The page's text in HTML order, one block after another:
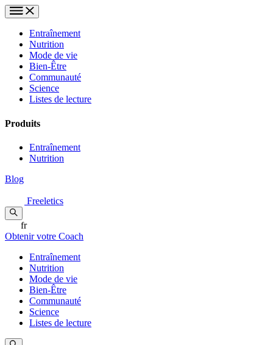
Entraînement
Nutrition
Mode de vie
Bien-Être
Communauté
Science
Listes de lecture
Produits
Entraînement
Nutrition
Blog
Freeletics
fr
Obtenir votre Coach
Entraînement
Nutrition
Mode de vie
Bien-Être
Communauté
Science
Listes de lecture